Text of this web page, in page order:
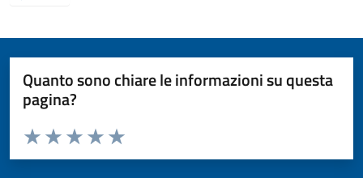
Quanto sono chiare le informazioni su questa
pagina?
Valuta da 1 a 5 stelle la pagina
Valuta 5 stelle su 5
Valuta 4 stelle su 5
Valuta 3 stelle su 5
Valuta 2 stelle su 5
Valuta 1 stelle su 5